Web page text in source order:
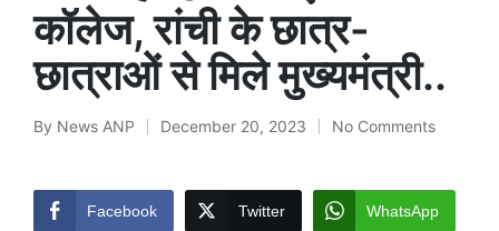
कॉलेज, रांची के छात्र-
छात्राओं से मिले मुख्यमंत्री..
Posted
By News ANP December 20, 2023 No Comments
Facebook Twitter WhatsApp